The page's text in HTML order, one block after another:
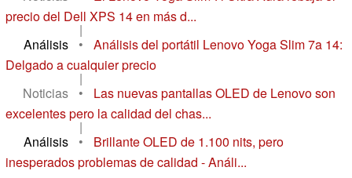
precio del Dell XPS 14 en más d...
|
Análisis
•
Análisis del portátil Lenovo Yoga Slim 7a 14:
Delgado a cualquier precio
|
Noticias
•
Las nuevas pantallas OLED de Lenovo son
excelentes pero la calidad del chas...
|
Análisis
•
Brillante OLED de 1.100 nits, pero
inesperados problemas de calidad - Análi...